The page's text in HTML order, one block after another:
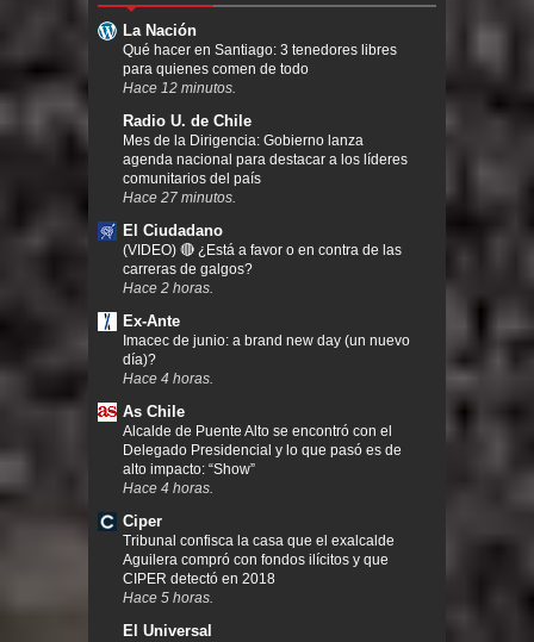
La Nación
Qué hacer en Santiago: 3 tenedores libres
para quienes comen de todo
Hace 12 minutos.
Radio U. de Chile
Mes de la Dirigencia: Gobierno lanza
agenda nacional para destacar a los líderes
comunitarios del país
Hace 27 minutos.
El Ciudadano
(VIDEO) 🔴 ¿Está a favor o en contra de las
carreras de galgos?
Hace 2 horas.
Ex-Ante
Imacec de junio: a brand new day (un nuevo
día)?
Hace 4 horas.
As Chile
Alcalde de Puente Alto se encontró con el
Delegado Presidencial y lo que pasó es de
alto impacto: “Show”
Hace 4 horas.
Ciper
Tribunal confisca la casa que el exalcalde
Aguilera compró con fondos ilícitos y que
CIPER detectó en 2018
Hace 5 horas.
El Universal